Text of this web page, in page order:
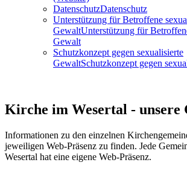
DatenschutzDatenschutz
Unterstützung für Betroffene
GewaltUnterstützung für
Gewalt
Schutzkonzept gegen sexualisierte
GewaltSchutzkonzept gegen
Kirche im Wesertal - unsere
Informationen zu den einzelnen
jeweiligen Web-Präsenz zu finden. Jede
Wesertal hat eine eigene Web-Präsenz.